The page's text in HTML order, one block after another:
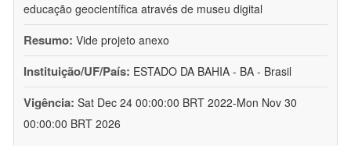
educação geocientífica através de museu digital
Resumo: Vide projeto anexo
Instituição/UF/País: ESTADO DA BAHIA - BA - Brasil
Vigência: Sat Dec 24 00:00:00 BRT 2022-Mon Nov 30
00:00:00 BRT 2026